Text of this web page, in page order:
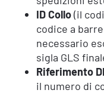
ID Collo(il
codice a
necessario
sigla GLS
Riferimento
il numero di